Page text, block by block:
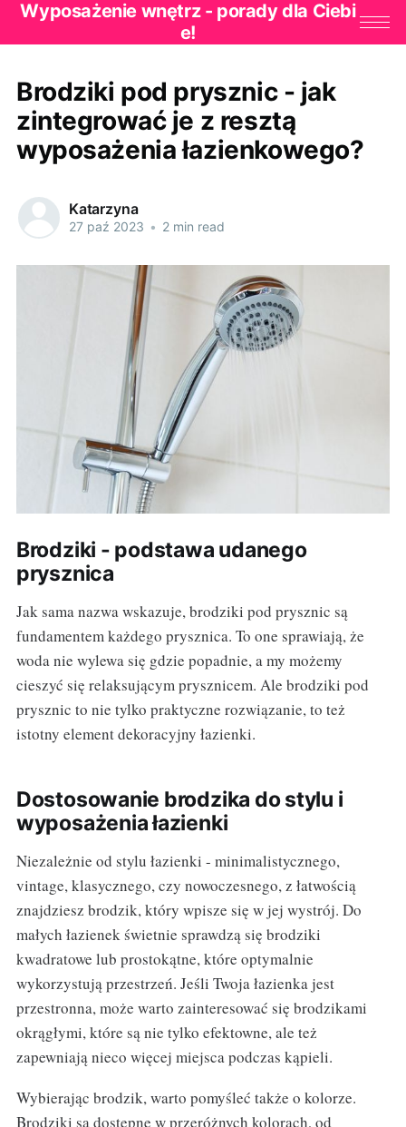
Wyposażenie wnętrz - porady dla Ciebi
e!
Brodziki pod prysznic - jak
zintegrować je z resztą
wyposażenia łazienkowego?
Katarzyna
27 paź 2023 • 2 min read
Brodziki - podstawa udanego
prysznica
Jak sama nazwa wskazuje, brodziki pod prysznic są
fundamentem każdego prysznica. To one sprawiają, że
woda nie wylewa się gdzie popadnie, a my możemy
cieszyć się relaksującym prysznicem. Ale brodziki pod
prysznic to nie tylko praktyczne rozwiązanie, to też
istotny element dekoracyjny łazienki.
Dostosowanie brodzika do stylu i
wyposażenia łazienki
Niezależnie od stylu łazienki - minimalistycznego,
vintage, klasycznego, czy nowoczesnego, z łatwością
znajdziesz brodzik, który wpisze się w jej wystrój. Do
małych łazienek świetnie sprawdzą się brodziki
kwadratowe lub prostokątne, które optymalnie
wykorzystują przestrzeń. Jeśli Twoja łazienka jest
przestronna, może warto zainteresować się brodzikami
okrągłymi, które są nie tylko efektowne, ale też
zapewniają nieco więcej miejsca podczas kąpieli.
Wybierając brodzik, warto pomyśleć także o kolorze.
Brodziki są dostępne w przeróżnych kolorach, od